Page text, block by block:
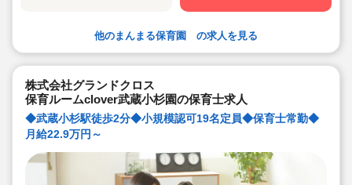
他のまんまる保育園 の求人を見る
株式会社グランドクロス
保育ルームclover武蔵小杉園の保育士求人
◆武蔵小杉駅徒歩2分◆小規模認可19名定員◆保育士常勤◆
月給22.9万円～